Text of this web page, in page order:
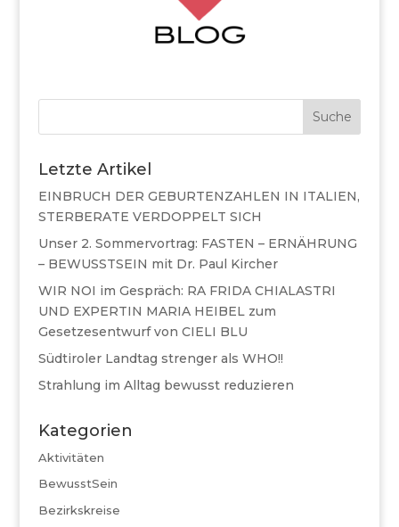
Suche
Letzte Artikel
EINBRUCH DER GEBURTENZAHLEN IN ITALIEN,
STERBERATE VERDOPPELT SICH
Unser 2. Sommervortrag: FASTEN – ERNÄHRUNG
– BEWUSSTSEIN mit Dr. Paul Kircher
WIR NOI im Gespräch: RA FRIDA CHIALASTRI
UND EXPERTIN MARIA HEIBEL zum
Gesetzesentwurf von CIELI BLU
Südtiroler Landtag strenger als WHO!!
Strahlung im Alltag bewusst reduzieren
Kategorien
Aktivitäten
BewusstSein
Bezirkskreise